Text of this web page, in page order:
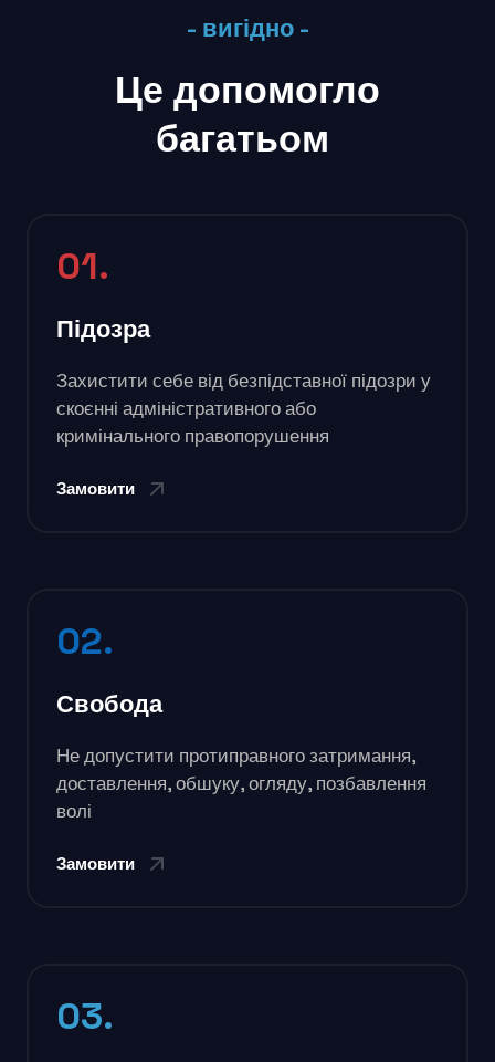
- вигідно -
Це допомогло
багатьом
01.
Підозра
Захистити себе від безпідставної підозри у
скоєнні адміністративного або
кримінального правопорушення
Замовити
02.
Свобода
Не допустити протиправного затримання,
доставлення, обшуку, огляду, позбавлення
волі
Замовити
03.